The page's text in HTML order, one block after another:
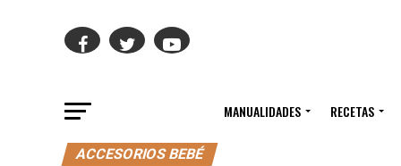
MANUALIDADES RECETAS
ACCESORIOS BEBÉ